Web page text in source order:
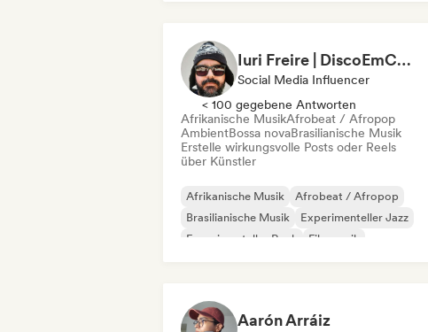
Iuri Freire | DiscoEmCena
Social Media Influencer
< 100 gegebene Antworten
Afrikanische MusikAfrobeat / Afropop
AmbientBossa novaBrasilianische Musik
Erstelle wirkungsvolle Posts oder Reels
über Künstler
Afrikanische Musik
Afrobeat / Afropop
Brasilianische Musik
Experimenteller Jazz
Experimenteller Rock
Filmmusik
Aarón Arráiz